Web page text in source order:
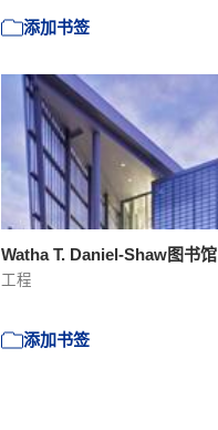
添加书签
Watha T. Daniel-Shaw图书馆
工程
添加书签